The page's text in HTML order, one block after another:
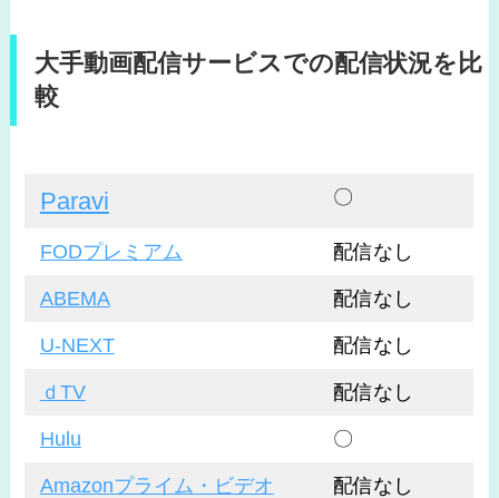
大手動画配信サービスでの配信状況を比
較
Paravi 〇
FODプレミアム 配信なし
ABEMA 配信なし
U-NEXT 配信なし
ｄTV 配信なし
Hulu 〇
Amazonプライム・ビデオ 配信なし